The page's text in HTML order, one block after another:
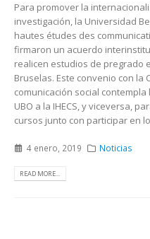
Para promover la
investigación, la Universidad
hautes études des
firmaron un acuerdo
realicen estudios de pregrado
Bruselas. Este convenio con la
comunicación social
UBO a la IHECS, y viceversa,
cursos junto con participar en
4 enero, 2019 Noticias
READ MORE...